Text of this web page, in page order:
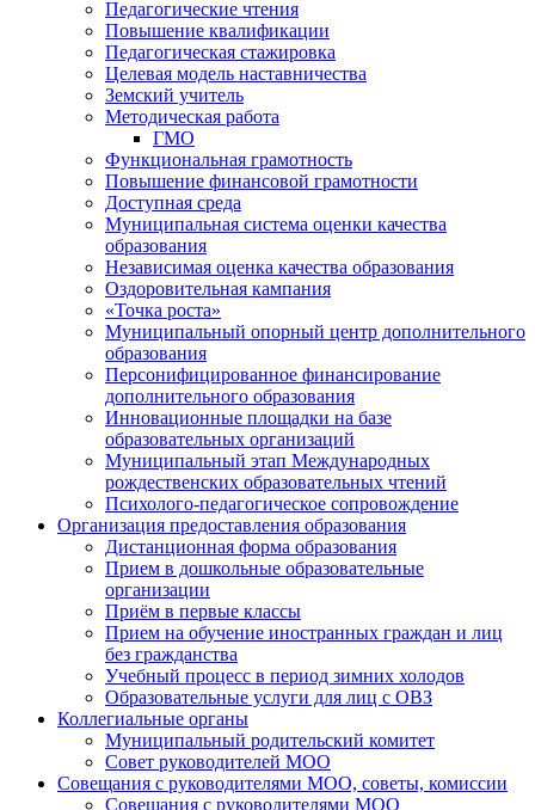
Педагогические чтения
Повышение квалификации
Педагогическая стажировка
Целевая модель наставничества
Земский учитель
Методическая работа
ГМО
Функциональная грамотность
Повышение финансовой грамотности
Доступная среда
Муниципальная система оценки качества
образования
Независимая оценка качества образования
Оздоровительная кампания
«Точка роста»
Муниципальный опорный центр дополнительного
образования
Персонифицированное финансирование
дополнительного образования
Инновационные площадки на базе
образовательных организаций
Муниципальный этап Международных
рождественских образовательных чтений
Психолого-педагогическое сопровождение
Организация предоставления образования
Дистанционная форма образования
Прием в дошкольные образовательные
организации
Приём в первые классы
Прием на обучение иностранных граждан и лиц
без гражданства
Учебный процесс в период зимних холодов
Образовательные услуги для лиц с ОВЗ
Коллегиальные органы
Муниципальный родительский комитет
Совет руководителей МОО
Совещания с руководителями МОО, советы, комиссии
Совещания с руководителями МОО